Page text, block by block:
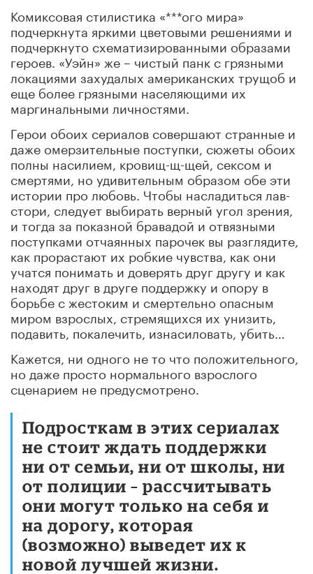
Комиксовая стилистика «***ого мира»
подчеркнута яркими цветовыми решениями и
подчеркнуто схематизированными образами
героев. «Уэйн» же – чистый панк с грязными
локациями захудалых американских трущоб и
еще более грязными населяющими их
маргинальными личностями.
Герои обоих сериалов совершают странные и
даже омерзительные поступки, сюжеты обоих
полны насилием, кровищ-щ-щей, сексом и
смертями, но удивительным образом обе эти
истории про любовь. Чтобы насладиться лав-
стори, следует выбирать верный угол зрения,
и тогда за показной бравадой и отвязными
поступками отчаянных парочек вы разглядите,
как прорастают их робкие чувства, как они
учатся понимать и доверять друг другу и как
находят друг в друге поддержку и опору в
борьбе с жестоким и смертельно опасным
миром взрослых, стремящихся их унизить,
подавить, покалечить, изнасиловать, убить…
Кажется, ни одного не то что положительного,
но даже просто нормального взрослого
сценарием не предусмотрено.
Подросткам в этих сериалах
не стоит ждать поддержки
ни от семьи, ни от школы, ни
от полиции – рассчитывать
они могут только на себя и
на дорогу, которая
(возможно) выведет их к
новой лучшей жизни.